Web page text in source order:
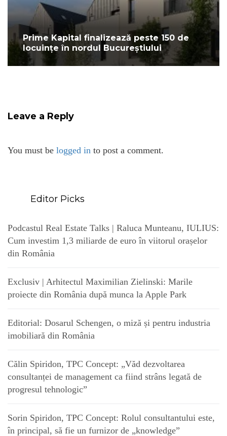
Prime Kapital finalizează peste 150 de
locuințe în nordul Bucureștiului
Leave a Reply
You must be logged in to post a comment.
Editor Picks
Podcastul Real Estate Talks | Raluca Munteanu, IULIUS:
Cum investim 1,3 miliarde de euro în viitorul orașelor
din România
Exclusiv | Arhitectul Maximilian Zielinski: Marile
proiecte din România după munca la Apple Park
Editorial: Dosarul Schengen, o miză și pentru industria
imobiliară din România
Călin Spiridon, TPC Concept: „Văd dezvoltarea
consultanței de management ca fiind strâns legată de
progresul tehnologic”
Sorin Spiridon, TPC Concept: Rolul consultantului este,
în principal, să fie un furnizor de „knowledge”